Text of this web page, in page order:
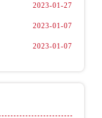
山西省太原市迎泽区迎泽街道解放路15号亨得利名表维修授权店3楼欧米茄售后服务中心（需提前预约）
安徽省安庆市迎江区人民路欧米茄售后服务中心（需提前预约）
2023-01-27
2023-01-07
2023-01-07